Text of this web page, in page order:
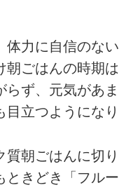
体力に自信のな
朝ごはんの時期
らず、元気があ
目立つようにな
質朝ごはんに切
ときどき「フル